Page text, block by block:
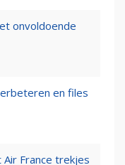
onvoldoende
en files
Air France trekjes